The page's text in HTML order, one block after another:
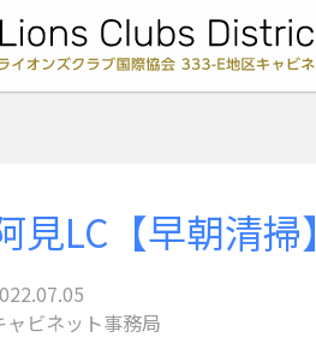
見LC【早朝清掃】
ャビネット事務局